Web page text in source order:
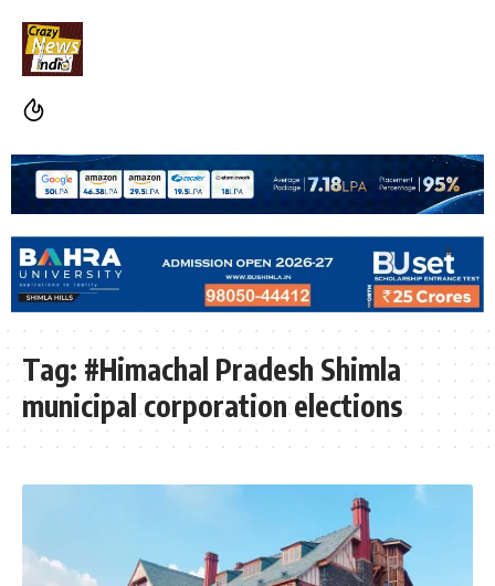
Tag: #Himachal Pradesh Shimla
municipal corporation elections